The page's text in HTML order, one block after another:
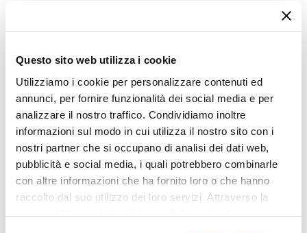
Questo sito web utilizza i cookie
Utilizziamo i cookie per personalizzare contenuti ed
annunci, per fornire funzionalità dei social media e per
analizzare il nostro traffico. Condividiamo inoltre
informazioni sul modo in cui utilizza il nostro sito con i
nostri partner che si occupano di analisi dei dati web,
pubblicità e social media, i quali potrebbero combinarle
con altre informazioni che ha fornito loro o che hanno
raccolto dal suo utilizzo dei loro servizi. Attraverso la
sezione "Mostra dettagli" è possibile gestire le proprie
€ 79,00
notte con
€ 148,00
I prodotti che ami